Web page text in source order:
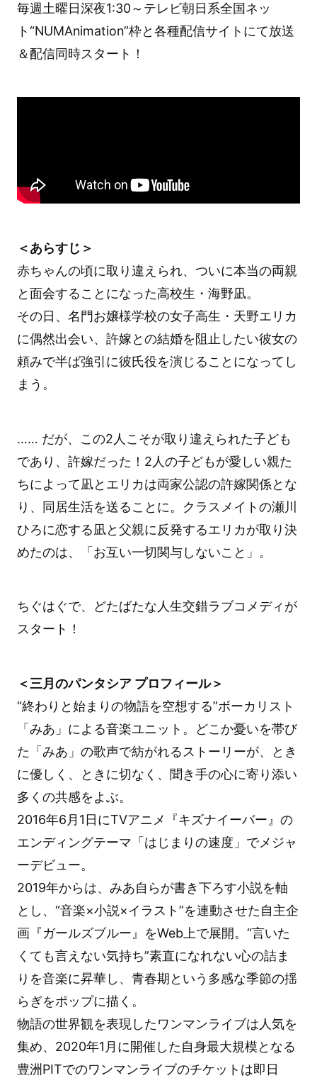
毎週土曜日深夜1:30～テレビ朝日系全国ネッ
ト“NUMAnimation”枠と各種配信サイトにて放送
＆配信同時スタート！
＜あらすじ＞
赤ちゃんの頃に取り違えられ、ついに本当の両親
と面会することになった高校生・海野凪。
その日、名門お嬢様学校の女子高生・天野エリカ
に偶然出会い、許嫁との結婚を阻止したい彼女の
頼みで半ば強引に彼氏役を演じることになってし
まう。
…… だが、この2人こそが取り違えられた子ども
であり、許嫁だった！2人の子どもが愛しい親た
ちによって凪とエリカは両家公認の許嫁関係とな
り、同居生活を送ることに。クラスメイトの瀬川
ひろに恋する凪と父親に反発するエリカが取り決
めたのは、「お互い一切関与しないこと」。
ちぐはぐで、どたばたな人生交錯ラブコメディが
スタート！
＜三月のパンタシア プロフィール＞
“終わりと始まりの物語を空想する”ボーカリスト
「みあ」による音楽ユニット。どこか憂いを帯び
た「みあ」の歌声で紡がれるストーリーが、とき
に優しく、ときに切なく、聞き手の心に寄り添い
多くの共感をよぶ。
2016年6月1日にTVアニメ『キズナイーバー』の
エンディングテーマ「はじまりの速度」でメジャ
ーデビュー。
2019年からは、みあ自らが書き下ろす小説を軸
とし、“音楽×小説×イラスト”を連動させた自主企
画『ガールズブルー』をWeb上で展開。“言いた
くても言えない気持ち”素直になれない心の詰ま
りを音楽に昇華し、青春期という多感な季節の揺
らぎをポップに描く。
物語の世界観を表現したワンマンライブは人気を
集め、2020年1月に開催した自身最大規模となる
豊洲PITでのワンマンライブのチケットは即日